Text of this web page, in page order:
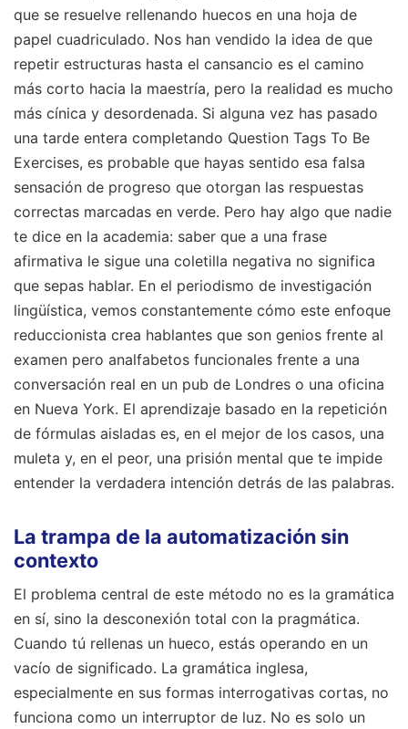
que se resuelve rellenando huecos en una hoja de
papel cuadriculado. Nos han vendido la idea de que
repetir estructuras hasta el cansancio es el camino
más corto hacia la maestría, pero la realidad es mucho
más cínica y desordenada. Si alguna vez has pasado
una tarde entera completando Question Tags To Be
Exercises, es probable que hayas sentido esa falsa
sensación de progreso que otorgan las respuestas
correctas marcadas en verde. Pero hay algo que nadie
te dice en la academia: saber que a una frase
afirmativa le sigue una coletilla negativa no significa
que sepas hablar. En el periodismo de investigación
lingüística, vemos constantemente cómo este enfoque
reduccionista crea hablantes que son genios frente al
examen pero analfabetos funcionales frente a una
conversación real en un pub de Londres o una oficina
en Nueva York. El aprendizaje basado en la repetición
de fórmulas aisladas es, en el mejor de los casos, una
muleta y, en el peor, una prisión mental que te impide
entender la verdadera intención detrás de las palabras.
La trampa de la automatización sin
contexto
El problema central de este método no es la gramática
en sí, sino la desconexión total con la pragmática.
Cuando tú rellenas un hueco, estás operando en un
vacío de significado. La gramática inglesa,
especialmente en sus formas interrogativas cortas, no
funciona como un interruptor de luz. No es solo un